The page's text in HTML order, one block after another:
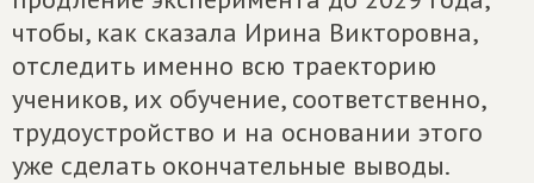
чтобы, как сказала Ирина Викторовна,
отследить именно всю траекторию
учеников, их обучение, соответственно,
трудоустройство и на основании этого
уже сделать окончательные выводы.